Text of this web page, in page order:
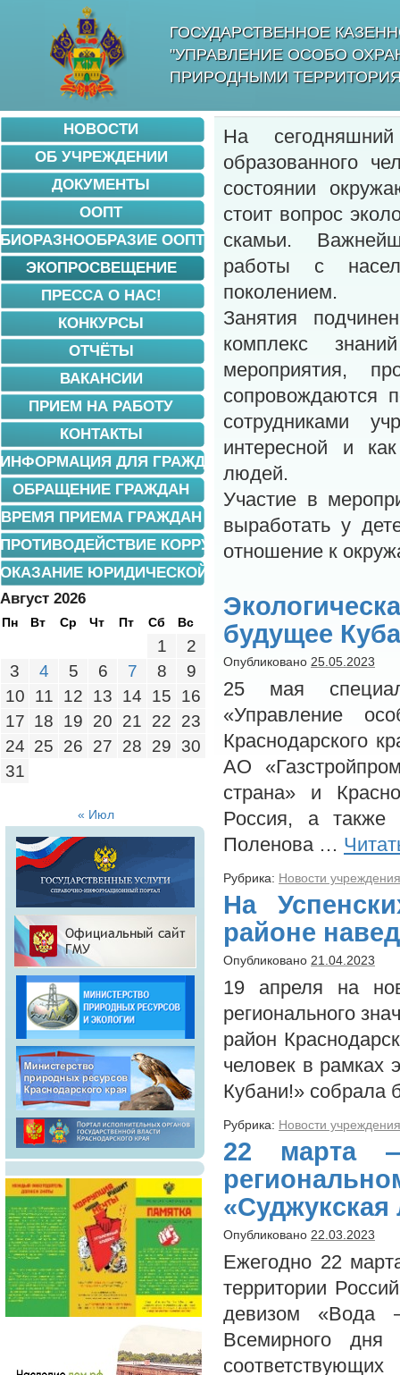
ГОСУДАРСТВЕННОЕ
"УПРАВЛЕНИЕ ОСОБО
ПРИРОДНЫМИ
На
образованного
состоянии
стоит вопрос
скамьи.
работы с
поколением.
Занятия
комплекс
мероприятия,
сопровождаются
сотрудниками
интересной и
людей.
Участие в
выработать у
отношение к
будущее
Опубликовано 25.05.2023
25 мая
«Управление
Краснодарского
АО
страна» и
Россия, а также
Поленова …
Рубрика: Новости учреждения
На
районе
Опубликовано 21.04.2023
19 апреля на
регионального
район
человек в рамках
Кубани!»
Рубрика: Новости учреждения
22 марта
«Суджукская
Опубликовано 22.03.2023
Ежегодно 22
территории
девизом «Вода
Всемирного дня
НОВОСТИ
ОБ УЧРЕЖДЕНИИ
ДОКУМЕНТЫ
ООПТ
БИОРАЗНООБРАЗИЕ ООПТ
ЭКОПРОСВЕЩЕНИЕ
ПРЕССА О НАС!
КОНКУРСЫ
ОТЧЁТЫ
ВАКАНСИИ
ПРИЕМ НА РАБОТУ
КОНТАКТЫ
ИНФОРМАЦИЯ ДЛЯ ГРАЖДАН
ОБРАЩЕНИЕ ГРАЖДАН
ВРЕМЯ ПРИЕМА ГРАЖДАН
ПРОТИВОДЕЙСТВИЕ КОРРУПЦИИ
ОКАЗАНИЕ ЮРИДИЧЕСКОЙ ПОМОЩИ
Август 2026
Пн Вт Ср Чт Пт Сб Вс
1
2
3
4 5 6 7 8
9
10
11 12 13 14 15
16
17 18 19 20 21 22
23
24 25 26 27 28 29
30
31
« Июл